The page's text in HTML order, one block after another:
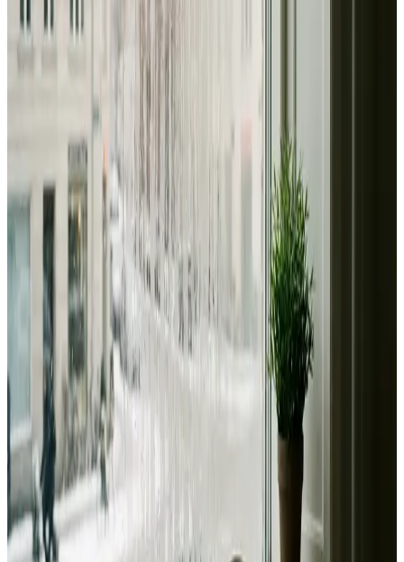
Dimensionering efter BR18 og AT-krav
Landsdækkende service